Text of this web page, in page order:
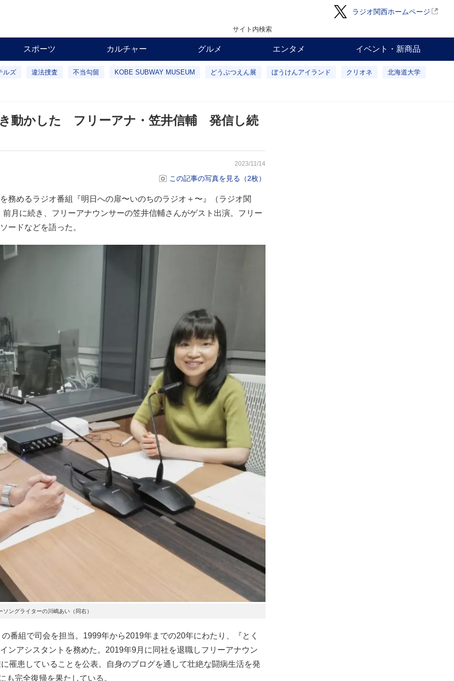
ラジオ関西ホームページ
サイト内検索
スポーツ カルチャー グルメ エンタメ イベント・新商品
ルズ 違法捜査 不当勾留 KOBE SUBWAY MUSEUM どうぶつえん展 ぼうけんアイランド クリオネ 北海道大学
動かした フリーアナ・笠井信輔 発信し続
2023/11/14
この記事の写真を見る（2枚）
めるラジオ番組『明日への扉〜いのちのラジオ＋〜』（ラジオ関
月に続き、フリーアナウンサーの笠井信輔さんがゲスト出演。フリー
ードなどを語った。
ングライターの川嶋あい（同右）
組で司会を担当。1999年から2019年までの20年にわたり、『とく
ンアシスタントを務めた。2019年9月に同社を退職しフリーアナウン
罹患していることを公表。自身のブログを通して壮絶な闘病生活を発
完全復帰を果たしている。